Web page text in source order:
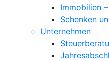
Immobilien
Schenken
Unternehmen